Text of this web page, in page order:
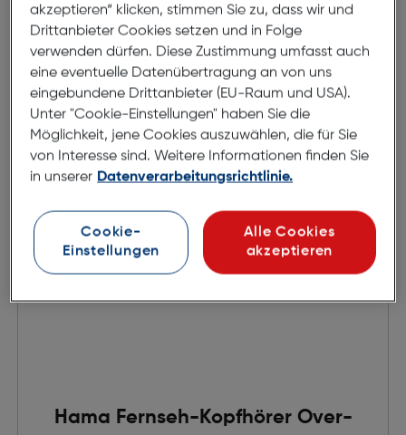
Ear 2,4 GHz-Station und Bluetooth
€ 99,00
in den Warenkorb
Hama Fernseh-Kopfhörer Over-
akzeptieren“ klicken, stimmen Sie zu, dass wir und
Drittanbieter Cookies setzen und in Folge
verwenden dürfen. Diese Zustimmung umfasst auch
eine eventuelle Datenübertragung an von uns
eingebundene Drittanbieter (EU-Raum und USA).
Unter "Cookie-Einstellungen" haben Sie die
Möglichkeit, jene Cookies auszuwählen, die für Sie
von Interesse sind. Weitere Informationen finden Sie
in unserer Datenverarbeitungsrichtlinie.
Cookie-
Einstellungen
Alle Cookies
akzeptieren